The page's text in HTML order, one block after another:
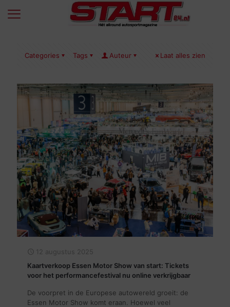
Categories Tags Auteur Laat alles zien
12 augustus 2025
Kaartverkoop Essen Motor Show van start: Tickets
voor het performancefestival nu online verkrijgbaar
De voorpret in de Europese autowereld groeit: de
Essen Motor Show komt eraan. Hoewel veel